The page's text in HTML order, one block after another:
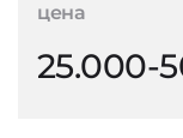
цена
25.000-